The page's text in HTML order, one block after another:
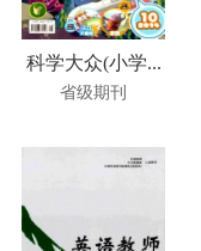
科学大众(小学...
省级期刊